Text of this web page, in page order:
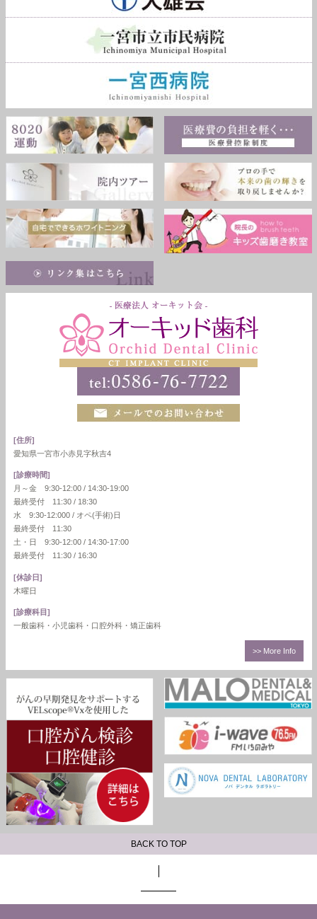
[住所]
愛知県一宮市小赤見字秋吉4
[診療時間]
月～金 9:30-12:00 / 14:30-19:00
最終受付 11:30 / 18:30
水 9:30-12:000 / オペ(手術)日
最終受付 11:30
土・日 9:30-12:00 / 14:30-17:00
最終受付 11:30 / 16:30
[休診日]
木曜日
[診療科目]
一般歯科・小児歯科・口腔外科・矯正歯科
>> More Info
BACK TO TOP